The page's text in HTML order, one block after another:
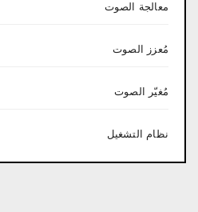
معالجة الصوت
مُعزز الصوت
مُغيّر الصوت
نظام التشغيل